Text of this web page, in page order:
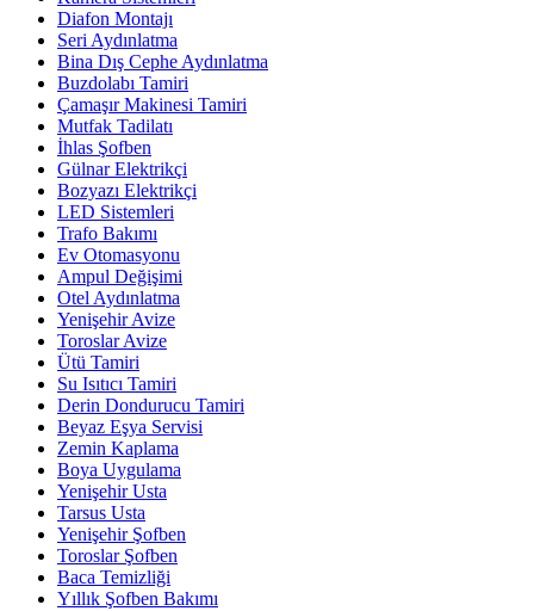
Diafon Montajı
Seri Aydınlatma
Bina Dış Cephe Aydınlatma
Buzdolabı Tamiri
Çamaşır Makinesi Tamiri
Mutfak Tadilatı
İhlas Şofben
Gülnar Elektrikçi
Bozyazı Elektrikçi
LED Sistemleri
Trafo Bakımı
Ev Otomasyonu
Ampul Değişimi
Otel Aydınlatma
Yenişehir Avize
Toroslar Avize
Ütü Tamiri
Su Isıtıcı Tamiri
Derin Dondurucu Tamiri
Beyaz Eşya Servisi
Zemin Kaplama
Boya Uygulama
Yenişehir Usta
Tarsus Usta
Yenişehir Şofben
Toroslar Şofben
Baca Temizliği
Yıllık Şofben Bakımı